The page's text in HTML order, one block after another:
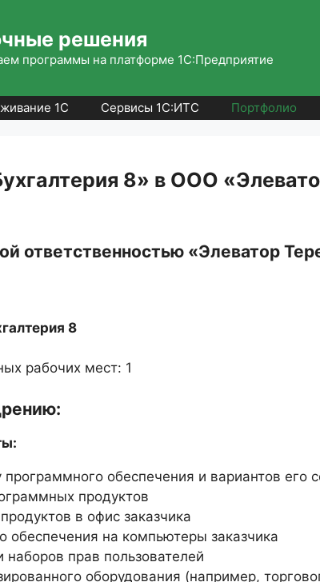
решения
программы на платформе 1С:Предприятие
1С Сервисы 1С:ИТС Портфолио
8» в ООО
ответственностью «Элеватор
8
рабочих мест: 1
программного обеспечения и вариантов его
продуктов
в офис заказчика
обеспечения на компьютеры заказчика
прав пользователей
оборудования (например,